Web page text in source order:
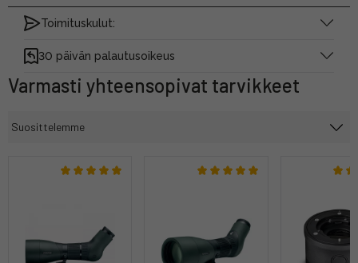
Toimituskulut:
30 päivän palautusoikeus
Varmasti yhteensopivat tarvikkeet